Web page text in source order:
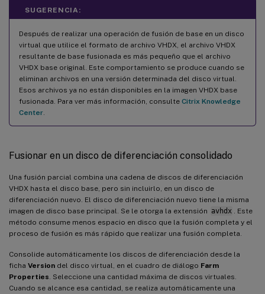
SUGERENCIA:
Después de realizar una operación de fusión de base en un disco
virtual que utilice el formato de archivo VHDX, el archivo VHDX
resultante de base fusionada es más pequeño que el archivo
VHDX base original. Este comportamiento se produce cuando se
eliminan archivos en una versión determinada del disco virtual.
Esos archivos ya no están disponibles en la imagen VHDX base
fusionada. Para ver más información, consulte Citrix Knowledge
Center
Fusionar en un disco de diferenciación consolidado
Una fusión parcial combina una cadena de discos de diferenciación
VHDX hasta el disco base, pero sin incluirlo, en un disco de
diferenciación nuevo. El disco de diferenciación nuevo tiene la misma
imagen de disco base principal. Se le otorga la extensión avhdx
. Este
método consume menos espacio en disco que la fusión completa y el
proceso de fusión es más rápido que realizar una fusión completa.
Consolide automáticamente los discos de diferenciación desde la
ficha Version del disco virtual, en el cuadro de diálogo Farm
Properties . Seleccione una cantidad máxima de discos virtuales.
Cuando se alcance esa cantidad, se realiza automáticamente una